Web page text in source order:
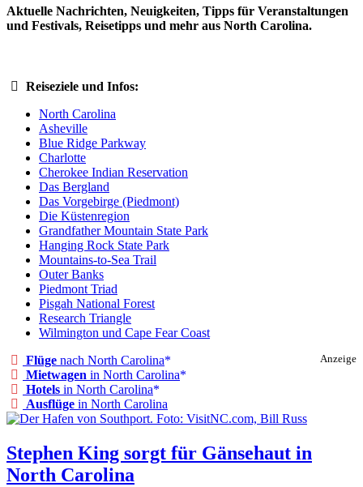
Aktuelle Nachrichten, Neuigkeiten, Tipps für Veranstaltungen
und Festivals, Reisetipps und mehr aus North Carolina.
Reiseziele und Infos:
North Carolina
Asheville
Blue Ridge Parkway
Charlotte
Cherokee Indian Reservation
Das Bergland
Das Vorgebirge (Piedmont)
Die Küstenregion
Grandfather Mountain State Park
Hanging Rock State Park
Mountains-to-Sea Trail
Outer Banks
Piedmont Triad
Pisgah National Forest
Research Triangle
Wilmington und Cape Fear Coast
Anzeige
Flüge nach North Carolina
Mietwagen in North Carolina
Hotels in North Carolina
Ausflüge in North Carolina
Stephen King sorgt für Gänsehaut in
North Carolina